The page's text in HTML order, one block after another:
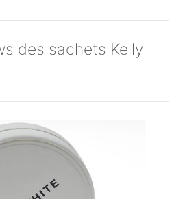
des sachets Kelly